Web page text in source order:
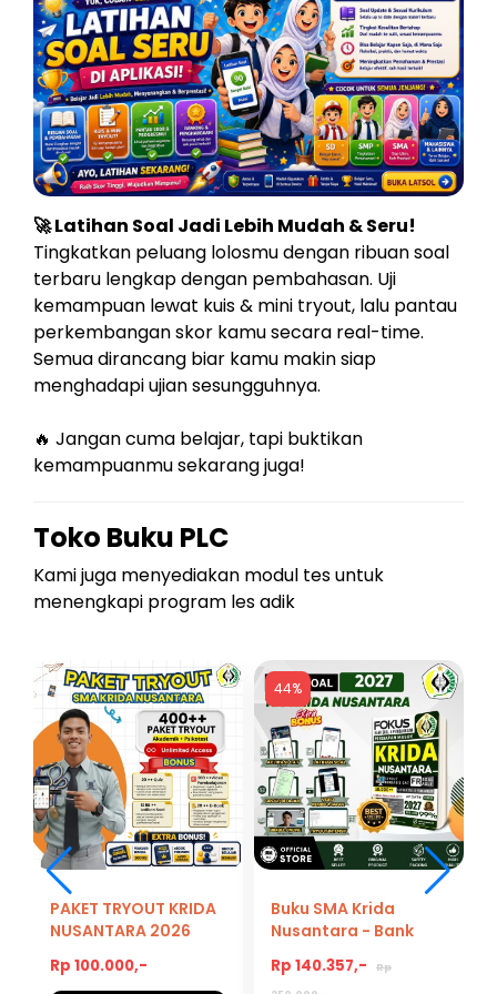
🚀 Latihan Soal Jadi Lebih Mudah & Seru!
Tingkatkan peluang lolosmu dengan ribuan soal
terbaru lengkap dengan pembahasan. Uji
kemampuan lewat kuis & mini tryout, lalu pantau
perkembangan skor kamu secara real-time.
Semua dirancang biar kamu makin siap
menghadapi ujian sesungguhnya.
🔥 Jangan cuma belajar, tapi buktikan
kemampuanmu sekarang juga!
Toko Buku PLC
Kami juga menyediakan modul tes untuk
menengkapi program les adik
PAKET TRYOUT KRIDA
NUSANTARA 2026
Rp 100.000,-
44%
Buku SMA Krida
Nusantara - Bank
Soal Lengkap
Persiapan Masuk
Rp 140.357,-
Rp